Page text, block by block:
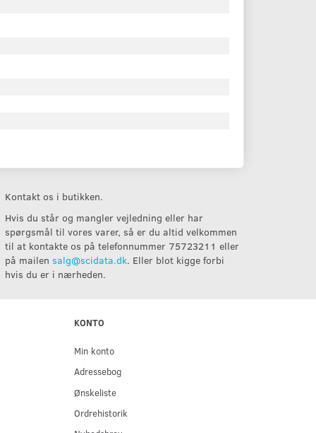
Kontakt os i butikken.
Hvis du står og mangler vejledning eller har
spørgsmål til vores varer, så er du altid velkommen
til at kontakte os på telefonnummer 75723211 eller
på mailen salg@scidata.dk. Eller blot kigge forbi
hvis du er i nærheden.
KONTO
Min konto
Adressebog
Ønskeliste
Ordrehistorik